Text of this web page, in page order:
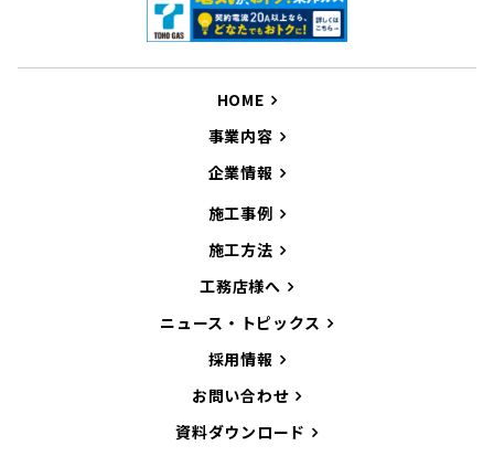
HOME
事業内容
企業情報
施工事例
施工方法
工務店様へ
ニュース・トピックス
採用情報
お問い合わせ
資料ダウンロード